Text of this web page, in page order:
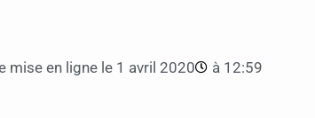
mise en ligne le 1 avril 2020 à 12:59